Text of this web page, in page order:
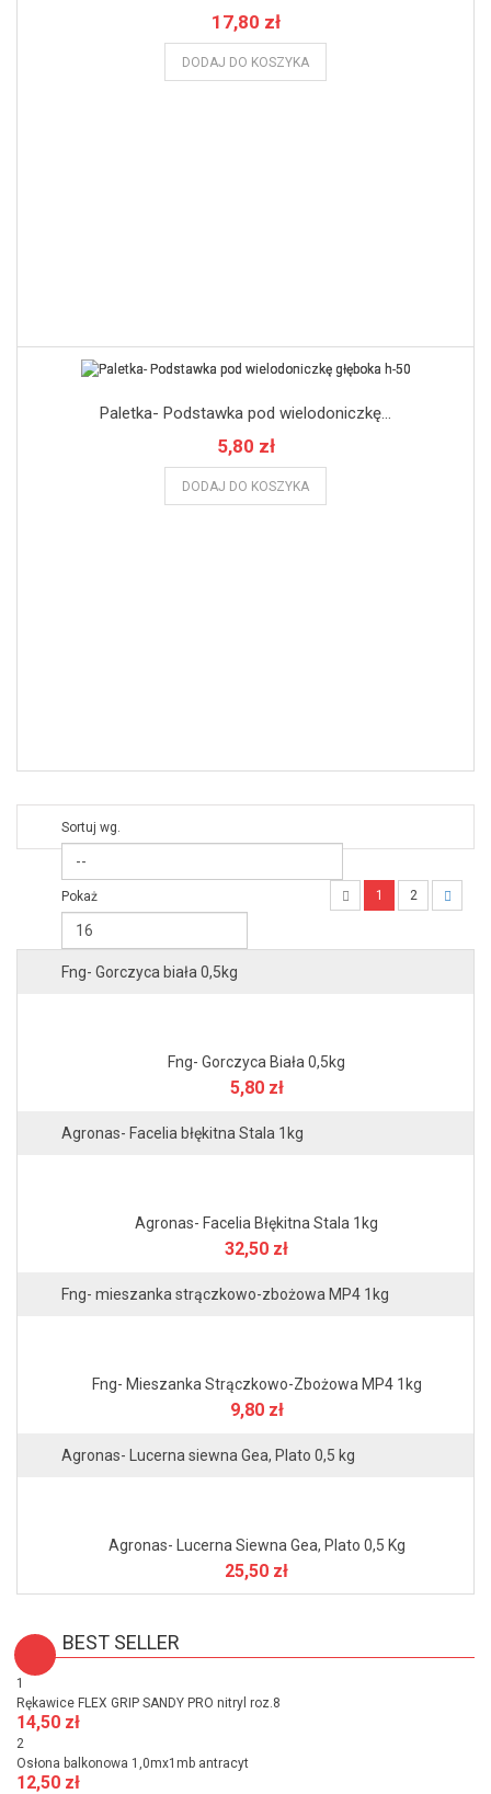
17,80 zł
DODAJ DO KOSZYKA
Paletka- Podstawka pod wielodoniczkę...
5,80 zł
DODAJ DO KOSZYKA
Sortuj wg.
1 2
Pokaż
Fng- Gorczyca biała 0,5kg
Fng- Gorczyca Biała 0,5kg
5,80 zł
Agronas- Facelia błękitna Stala 1kg
Agronas- Facelia Błękitna Stala 1kg
32,50 zł
Fng- mieszanka strączkowo-zbożowa MP4 1kg
Fng- Mieszanka Strączkowo-Zbożowa MP4 1kg
9,80 zł
Agronas- Lucerna siewna Gea, Plato 0,5 kg
Agronas- Lucerna Siewna Gea, Plato 0,5 Kg
25,50 zł
BEST SELLER
1
Rękawice FLEX GRIP SANDY PRO nitryl roz.8
14,50 zł
2
Osłona balkonowa 1,0mx1mb antracyt
12,50 zł